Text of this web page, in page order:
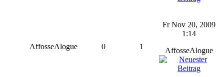
AffosseAlogue 0 1
Fr Nov 20, 2009
1:14
AffosseAlogue